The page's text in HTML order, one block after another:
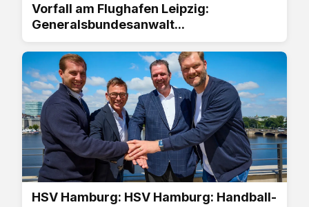
Vorfall am Flughafen Leipzig:
Generalsbundesanwalt...
HSV Hamburg: HSV Hamburg: Handball-